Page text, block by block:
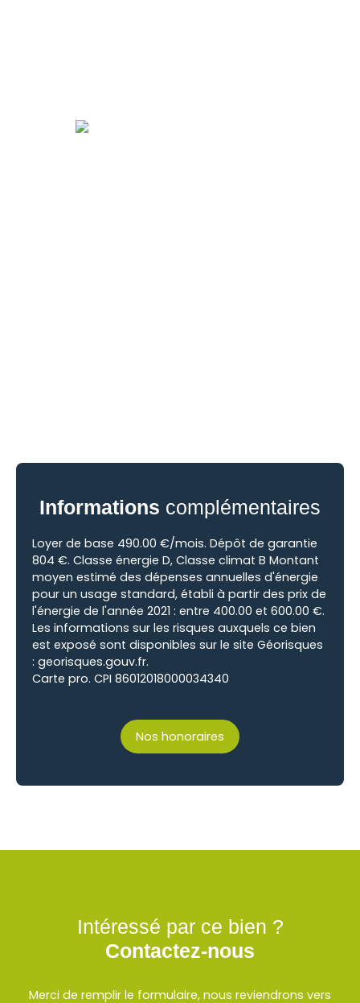
Informations complémentaires
Loyer de base 490.00 €/mois. Dépôt de garantie
804 €. Classe énergie D, Classe climat B Montant
moyen estimé des dépenses annuelles d'énergie
pour un usage standard, établi à partir des prix de
l'énergie de l'année 2021 : entre 400.00 et 600.00 €.
Les informations sur les risques auxquels ce bien
est exposé sont disponibles sur le site Géorisques
: georisques.gouv.fr.
Carte pro. CPI 86012018000034340
Nos honoraires
Intéressé par ce bien ?
Contactez-nous
Merci de remplir le formulaire, nous reviendrons vers